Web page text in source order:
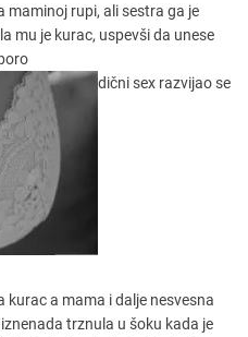
maminoj rupi, ali sestra ga je
mu je kurac, uspevši da unese
dični sex razvijao se
kurac a mama i dalje nesvesna
trznula u šoku kada je